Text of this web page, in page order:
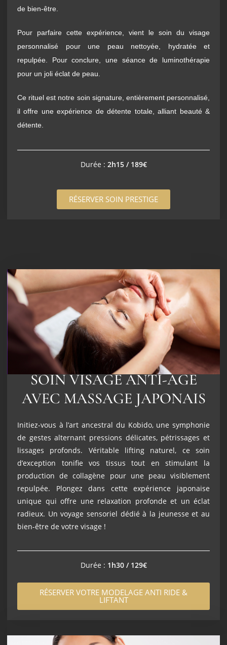
de bien-être.
Pour parfaire cette expérience, vient le soin du visage
personnalisé pour une peau nettoyée, hydratée et
repulpée. Pour conclure, une séance de luminothérapie
pour un joli éclat de peau.
Ce rituel est notre soin signature, entièrement personnalisé,
il offre une expérience de détente totale, alliant beauté &
détente.
Durée : 2h15 / 189€
RÉSERVER SOIN PRESTIGE
SOIN VISAGE ANTI-AGE
AVEC MASSAGE JAPONAIS
Initiez-vous à l’art ancestral du Kobido, une symphonie
de gestes alternant pressions délicates, pétrissages et
lissages profonds. Véritable lifting naturel, ce soin
d’exception tonifie vos tissus tout en stimulant la
production de collagène pour une peau visiblement
repulpée. Plongez dans cette expérience japonaise
unique qui offre une relaxation profonde et un éclat
radieux. Un voyage sensoriel dédié à la jeunesse et au
bien-être de votre visage !
Durée : 1h30 / 129€
RÉSERVER VOTRE MODELAGE ANTI RIDE &
LIFTANT